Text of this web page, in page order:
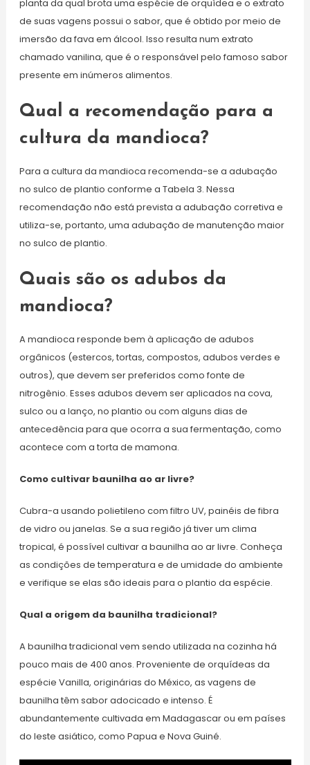
planta da qual brota uma espécie de orquídea e o extrato
de suas vagens possui o sabor, que é obtido por meio de
imersão da fava em álcool. Isso resulta num extrato
chamado vanilina, que é o responsável pelo famoso sabor
presente em inúmeros alimentos.
Qual a recomendação para a
cultura da mandioca?
Para a cultura da mandioca recomenda-se a adubação
no sulco de plantio conforme a Tabela 3. Nessa
recomendação não está prevista a adubação corretiva e
utiliza-se, portanto, uma adubação de manutenção maior
no sulco de plantio.
Quais são os adubos da
mandioca?
A mandioca responde bem à aplicação de adubos
orgânicos (estercos, tortas, compostos, adubos verdes e
outros), que devem ser preferidos como fonte de
nitrogênio. Esses adubos devem ser aplicados na cova,
sulco ou a lanço, no plantio ou com alguns dias de
antecedência para que ocorra a sua fermentação, como
acontece com a torta de mamona.
Como cultivar baunilha ao ar livre?
Cubra-a usando polietileno com filtro UV, painéis de fibra
de vidro ou janelas. Se a sua região já tiver um clima
tropical, é possível cultivar a baunilha ao ar livre. Conheça
as condições de temperatura e de umidade do ambiente
e verifique se elas são ideais para o plantio da espécie.
Qual a origem da baunilha tradicional?
A baunilha tradicional vem sendo utilizada na cozinha há
pouco mais de 400 anos. Proveniente de orquídeas da
espécie Vanilla, originárias do México, as vagens de
baunilha têm sabor adocicado e intenso. É
abundantemente cultivada em Madagascar ou em países
do leste asiático, como Papua e Nova Guiné.